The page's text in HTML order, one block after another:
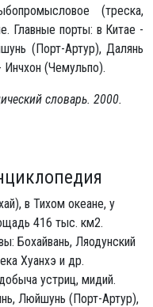
(треска,
Главные порты: в Китае -
(Порт-Артур), Далянь
(Чемульпо).
словарь. 2000.
в Тихом океане, у
416 тыс. км2.
Бохайвань, Ляодунский
Хуанхэ и др.
устриц, мидий.
Люйшунь (Порт-Артур),